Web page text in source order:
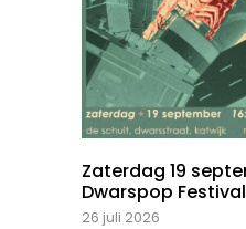
Zaterdag 19
Dwarspop
26 juli 2026